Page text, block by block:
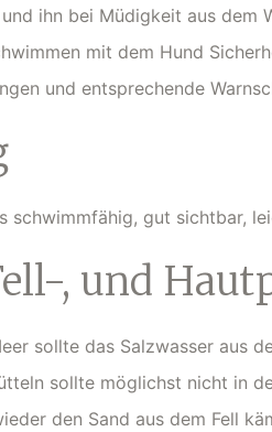
ihn bei Müdigkeit aus dem
mit dem Hund
und entsprechende
schwimmfähig, gut sichtbar,
, und
sollte das Salzwasser aus
sollte möglichst nicht in
den Sand aus dem Fell